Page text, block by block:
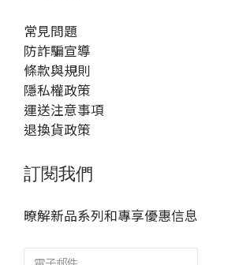
常見問題
防詐騙宣導
條款與規則
隱私權政策
運送注意事項
退換貨政策
訂閱我們
暸解新品系列和專享優惠信息